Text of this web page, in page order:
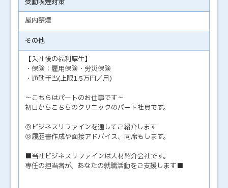
受動喫煙対策
屋内禁煙
その他
【入社後の福利厚生】
・保険：雇用保険・労災保険
・通勤手当(上限1.5万円／月)
～こちらはパートのお仕事です～
初日からこちらのクリニックのパート社員です。
◎ビジネスリファインを通してご紹介します
◎履歴書作成や面接アドバイス、同席もします。
■当社ビジネスリファインは人材紹介会社です。
専任の担当者が、あなたの就職活動をご支援します■